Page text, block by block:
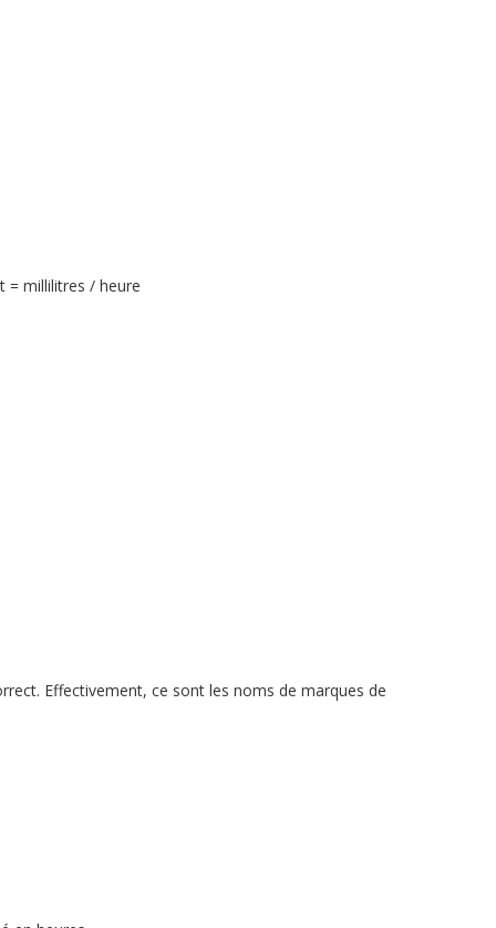
= millilitres / heure
Effectivement, ce sont les noms de marques de